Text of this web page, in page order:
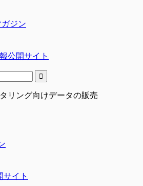
ジン
公開サイト
リング向けデータの販売
サイト